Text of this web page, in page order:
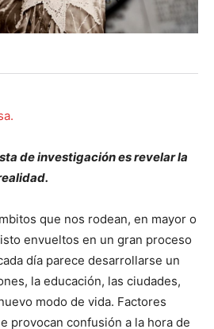
de investigación es revelar la
que nos rodean, en mayor o
envueltos en un gran proceso
día parece desarrollarse un
la educación, las ciudades,
modo de vida. Factores
provocan confusión a la hora de